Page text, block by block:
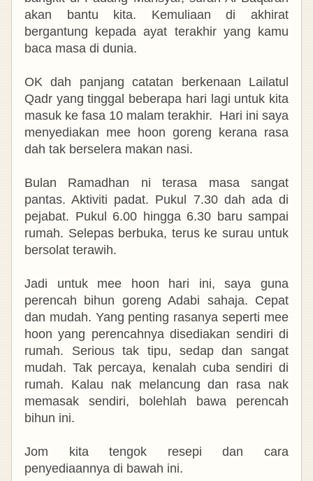
akan bantu kita. Kemuliaan di akhirat
bergantung kepada ayat terakhir yang kamu
baca masa di dunia.
OK dah panjang catatan berkenaan Lailatul
Qadr yang tinggal beberapa hari lagi untuk kita
masuk ke fasa 10 malam terakhir. Hari ini saya
menyediakan mee hoon goreng kerana rasa
dah tak berselera makan nasi.
Bulan Ramadhan ni terasa masa sangat
pantas. Aktiviti padat. Pukul 7.30 dah ada di
pejabat. Pukul 6.00 hingga 6.30 baru sampai
rumah. Selepas berbuka, terus ke surau untuk
bersolat terawih.
Jadi untuk mee hoon hari ini, saya guna
perencah bihun goreng Adabi sahaja. Cepat
dan mudah. Yang penting rasanya seperti mee
hoon yang perencahnya disediakan sendiri di
rumah. Serious tak tipu, sedap dan sangat
mudah. Tak percaya, kenalah cuba sendiri di
rumah. Kalau nak melancung dan rasa nak
memasak sendiri, bolehlah bawa perencah
bihun ini.
Jom kita tengok resepi dan cara
penyediaannya di bawah ini.